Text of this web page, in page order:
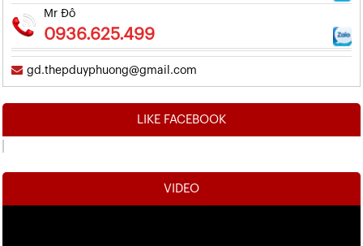
Mr Đô
0936.625.499
gd.thepduyphuong@gmail.com
LIKE FACEBOOK
VIDEO